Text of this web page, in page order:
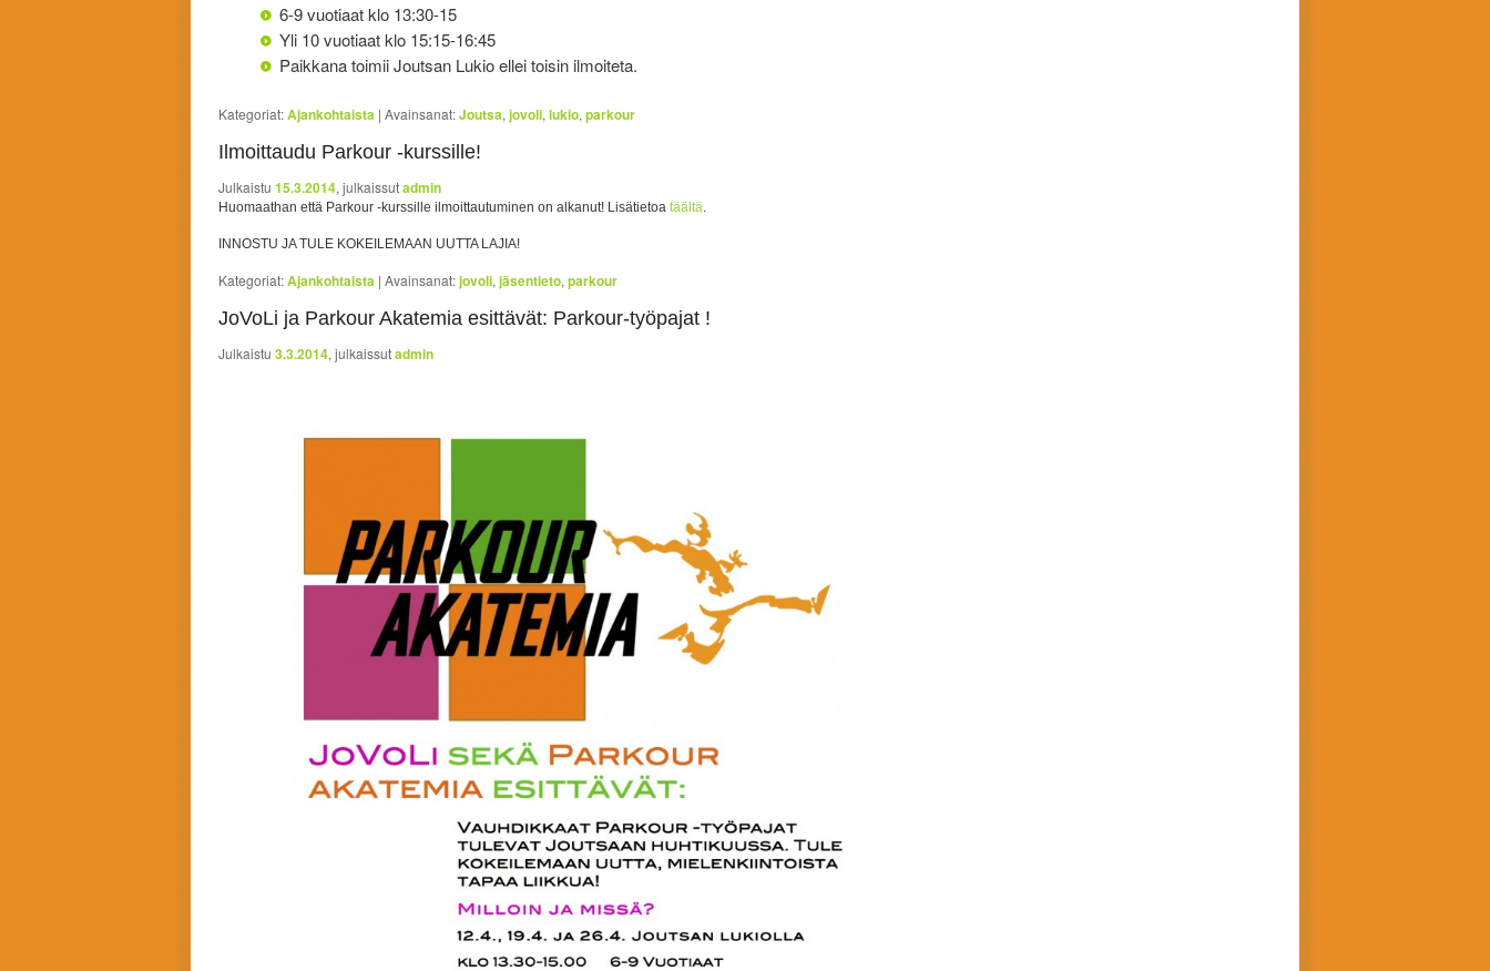
6-9 vuotiaat klo 13:30-15
Yli 10 vuotiaat klo 15:15-16:45
Paikkana toimii Joutsan Lukio ellei toisin ilmoiteta.
Kategoriat:Ajankohtaista | Avainsanat:Joutsa, jovoli, lukio, parkour
Ilmoittaudu Parkour -kurssille!
Julkaistu 15.3.2014, julkaissutadmin
Huomaathan että Parkour -kurssille ilmoittautuminen on alkanut! Lisätietoa täältä.
INNOSTU JA TULE KOKEILEMAAN UUTTA LAJIA!
Kategoriat:Ajankohtaista | Avainsanat:jovoli, jäsentieto, parkour
JoVoLi ja Parkour Akatemia esittävät: Parkour-työpajat !
Julkaistu 3.3.2014, julkaissutadmin